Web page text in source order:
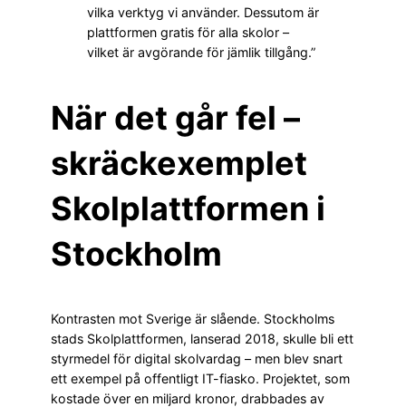
vilka verktyg vi använder. Dessutom är
plattformen gratis för alla skolor –
vilket är avgörande för jämlik tillgång.”
När det går fel –
skräckexemplet
Skolplattformen i
Stockholm
Kontrasten mot Sverige är slående. Stockholms
stads Skolplattformen, lanserad 2018, skulle bli ett
styrmedel för digital skolvardag – men blev snart
ett exempel på offentligt IT-fiasko. Projektet, som
kostade över en miljard kronor, drabbades av